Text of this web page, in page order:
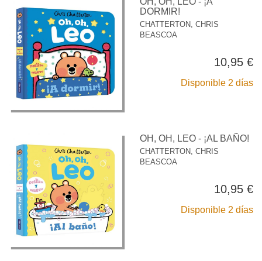
DORMIR!
CHATTERTON, CHRIS
BEASCOA
10,95 €
Disponible 2 días
OH, OH, LEO - ¡AL BAÑO!
CHATTERTON, CHRIS
BEASCOA
10,95 €
Disponible 2 días